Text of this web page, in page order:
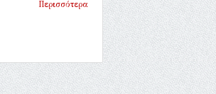
Περισσότερα